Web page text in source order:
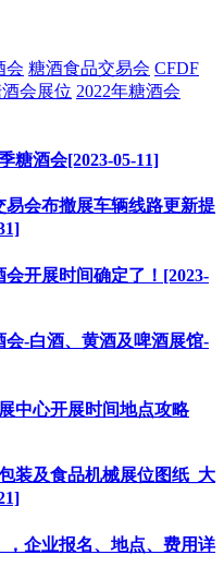
会 糖酒食品交易会 CFDF
会展位 2022年糖酒会
糖酒会[2023-05-11]
易会布撤展车辆线路更新提
会开展时间确定了！[2023-
会-白酒、黄酒及啤酒展馆-
中心开展时间地点攻略
装及食品机械展位图纸_大
，企业报名、地点、费用详